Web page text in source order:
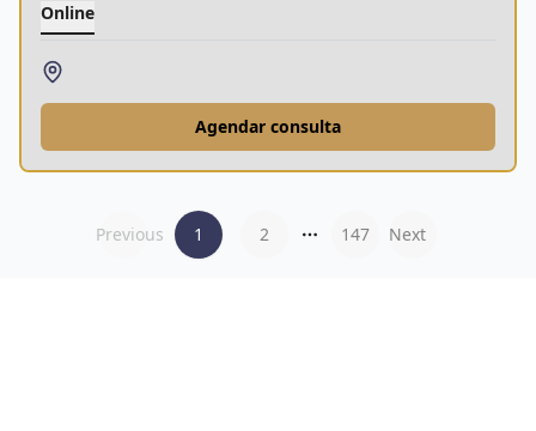
Online
Agendar consulta
Previous 1 2 More pages
147 Next